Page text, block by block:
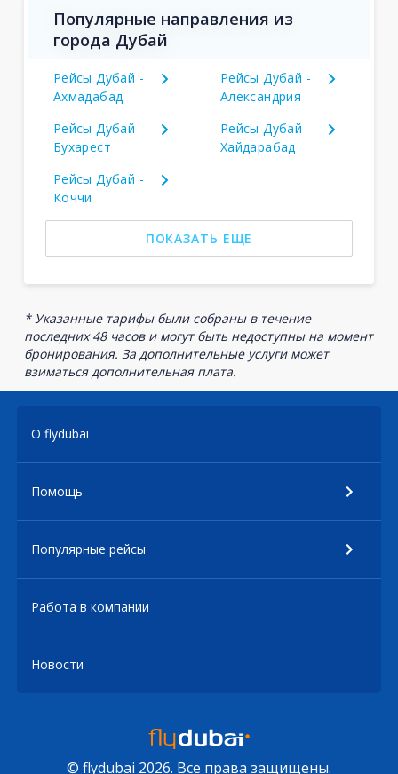
Популярные направления из
города Дубай
Рейсы Дубай -
Ахмадабад
Рейсы Дубай -
Александрия
Рейсы Дубай -
Бухарест
Рейсы Дубай -
Хайдарабад
Рейсы Дубай -
Коччи
ПОКАЗАТЬ ЕЩЕ
* Указанные тарифы были собраны в течение
последних 48 часов и могут быть недоступны на момент
бронирования. За дополнительные услуги может
взиматься дополнительная плата.
О flydubai
Помощь
Популярные рейсы
Работа в компании
Новости
© flydubai 2026. Все права защищены.